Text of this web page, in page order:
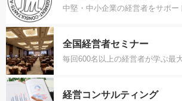
中堅・中小企業の経営者をサポー
全国経営者セミナー
毎回600名以上の経営者が学ぶ最
経営コンサルティング